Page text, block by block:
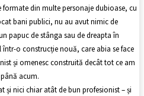
din multe personaje dubioase, cu
bani publici, nu au avut nimic de
papuc de stânga sau de dreapta în
o construcție nouă, care abia se face
și omenesc construită decât tot ce am
acum.
și nici chiar atât de bun profesionist – și